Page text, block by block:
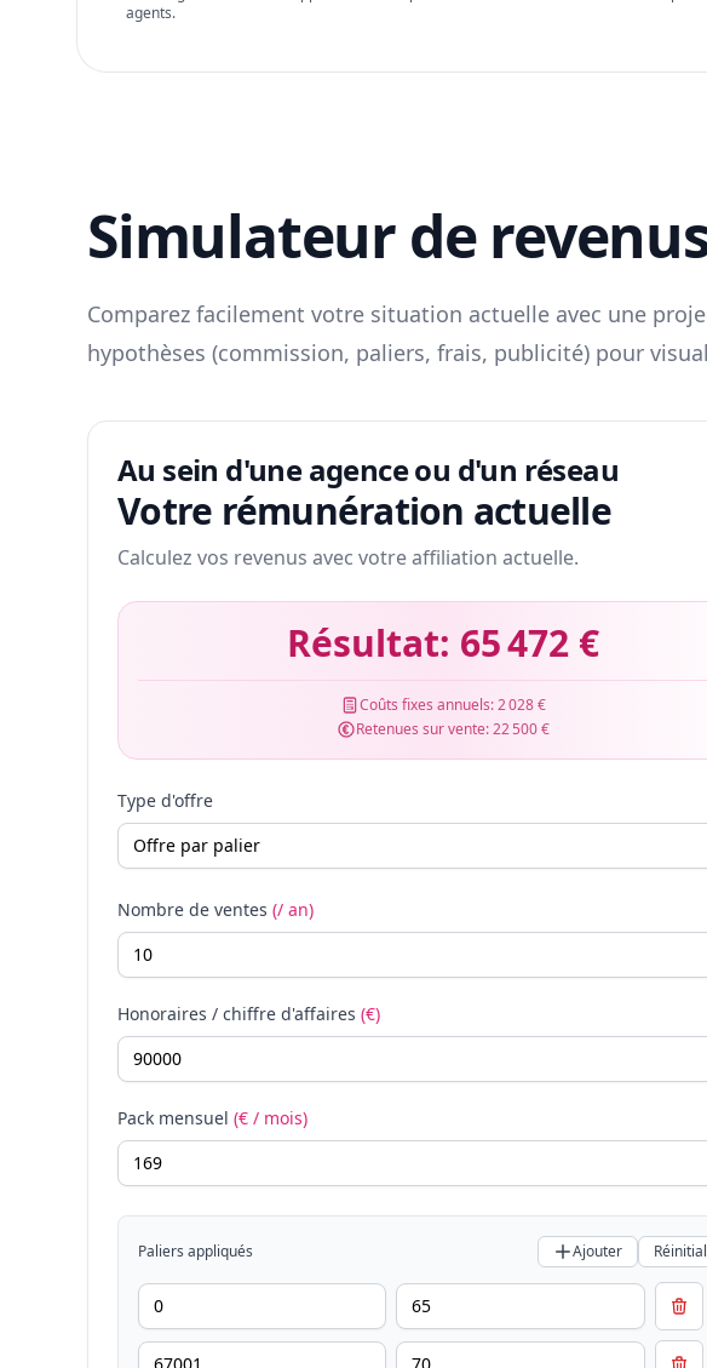
agents.
Simulateur de
Comparez facilement votre situation actuelle avec une
hypothèses (commission, paliers, frais, publicité) pour
Au sein d'une agence ou d'un réseau
Votre rémunération actuelle
Calculez vos revenus avec votre affiliation actuelle.
Résultat: 65 472 €
Coûts fixes annuels:2 028 €
Retenues sur vente:22 500 €
Type d'offre
Nombre de ventes (/ an)
Honoraires / chiffre d'affaires (€)
Pack mensuel (€ / mois)
Paliers appliqués Ajouter